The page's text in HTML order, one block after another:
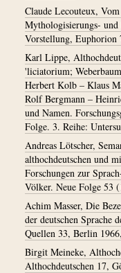
Claude Lecouteux,
Mythologisierungs-
Vorstellung, Euphorion
Karl Lippe,
'liciatorium;
Herbert Kolb – Klaus
Rolf Bergmann –
und Namen.
Folge. 3. Reihe:
Andreas Lötscher,
althochdeutschen und
Forschungen zur
Völker. Neue Folge 53
Achim Masser, Die
der deutschen Sprache
Quellen 33, Berlin
Birgit Meineke,
Althochdeutschen 17,